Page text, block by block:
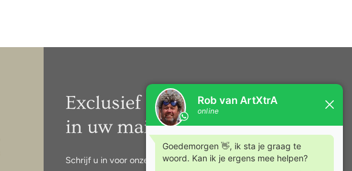
Exclusief nieuws rechtstreeks
in uw mail.
Schrijf u in voor onze nieuwsbrief.